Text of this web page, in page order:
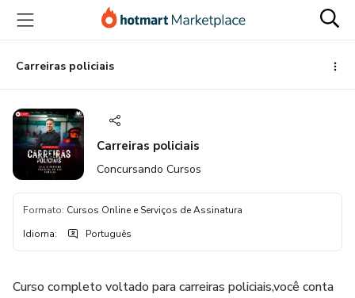
para
conteúdo
principal
para
pagamento
para
rodapé
Carreiras policiais
Carreiras policiais
Concursando Cursos
Formato: Cursos Online e Serviços de Assinatura
Idioma: Português
Curso completo voltado para carreiras policiais,você conta